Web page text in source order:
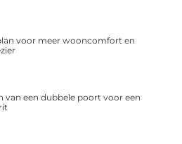
voor meer wooncomfort en
van een dubbele poort voor een